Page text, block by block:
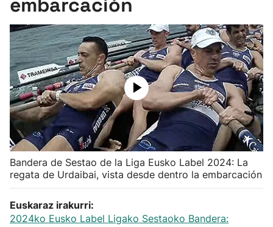
Ciclismo
Herri-kirolak
Balonmano
Kirolak 360
Atletismo
embarcación
Bandera de Sestao de la Liga Eusko Label 2024: La
regata de Urdaibai, vista desde dentro la embarcación
Euskaraz irakurri:
2024ko Eusko Label Ligako Sestaoko Bandera: